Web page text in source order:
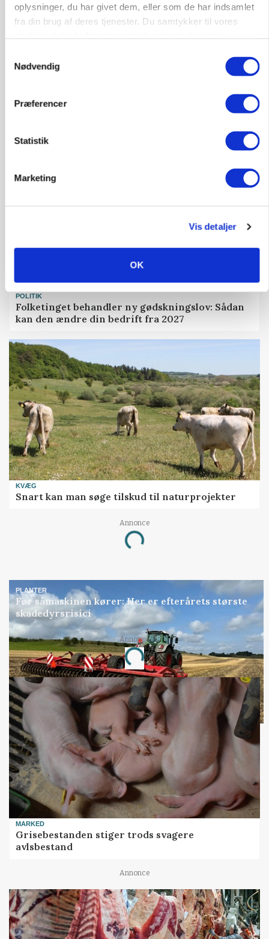
oplysninger, du har givet dem, eller som de har indsamlet
fra din brug af deres tjenester. Du samtykker til vores
Nødvendig
Præferencer
Statistik
Marketing
Vis detaljer
OK
»Nu stopper I«: Landbrugsdebattør og
POLITIK
Folketinget behandler ny gødskningslov: Sådan
kan den ændre din bedrift fra 2027
KVÆG
Snart kan man søge tilskud til naturprojekter
Annonce
Loading...
PLANTER
Før såmaskinen kører: Her er efterårets største
skadedyrsrisici
Annonce
Loading...
MARKED
Grisebestanden stiger trods svagere
avlsbestand
Annonce